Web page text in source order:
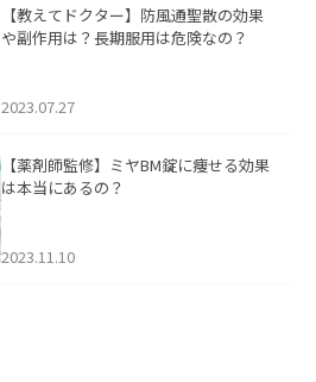
【教えてドクター】防風通聖散の効果
や副作用は？長期服用は危険なの？
2023.07.27
【薬剤師監修】ミヤBM錠に痩せる効果
は本当にあるの？
2023.11.10